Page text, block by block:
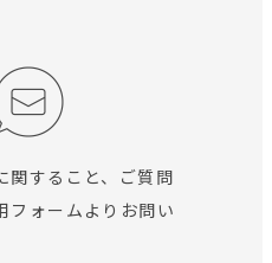
関すること、ご質問
フォームよりお問い